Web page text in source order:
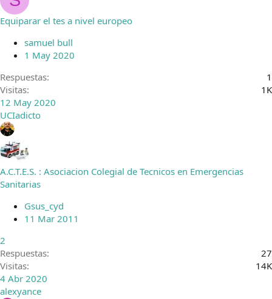
Equiparar el tes a nivel europeo
samuel bull
1 May 2020
Respuestas
1
Visitas
1K
12 May 2020
UCIadicto
A.C.T.E.S. : Asociacion Colegial de Tecnicos en Emergencias
Sanitarias
Gsus_cyd
11 Mar 2011
2
Respuestas
27
Visitas
14K
4 Abr 2020
alexyance